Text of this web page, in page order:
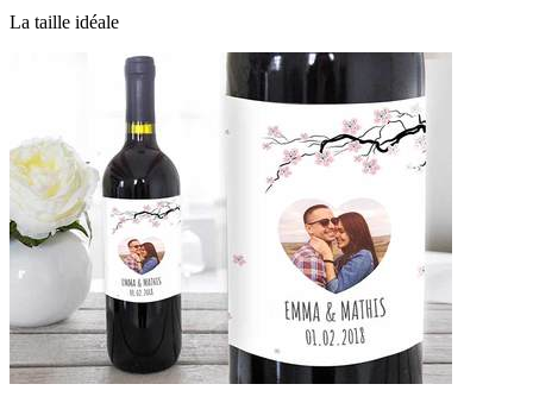
La taille idéale